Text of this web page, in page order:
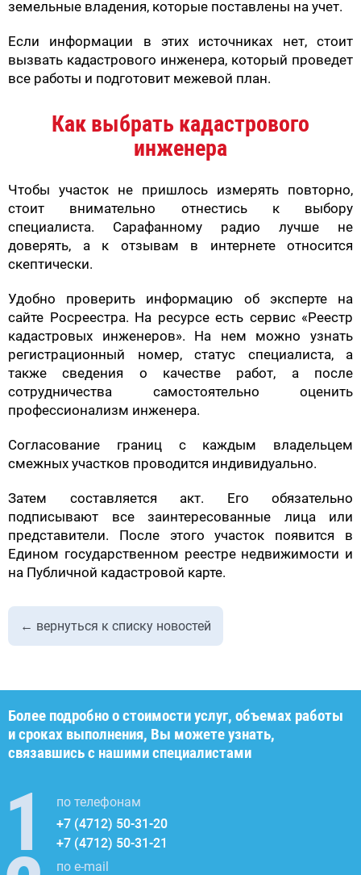
земельные владения, которые поставлены на учет.
Если информации в этих источниках нет, стоит
вызвать кадастрового инженера, который проведет
все работы и подготовит межевой план.
Как выбрать кадастрового
инженера
Чтобы участок не пришлось измерять повторно,
стоит внимательно отнестись к выбору
специалиста. Сарафанному радио лучше не
доверять, а к отзывам в интернете относится
скептически.
Удобно проверить информацию об эксперте на
сайте Росреестра. На ресурсе есть сервис «Реестр
кадастровых инженеров». На нем можно узнать
регистрационный номер, статус специалиста, а
также сведения о качестве работ, а после
сотрудничества самостоятельно оценить
профессионализм инженера.
Согласование границ с каждым владельцем
смежных участков проводится индивидуально.
Затем составляется акт. Его обязательно
подписывают все заинтересованные лица или
представители. После этого участок появится в
Едином государственном реестре недвижимости и
на Публичной кадастровой карте.
← вернуться к списку новостей
Более подробно о стоимости услуг, объемах работы
и сроках выполнения, Вы можете узнать,
связавшись с нашими специалистами
по телефонам
+7 (4712) 50-31-20
+7 (4712) 50-31-21
по e-mail